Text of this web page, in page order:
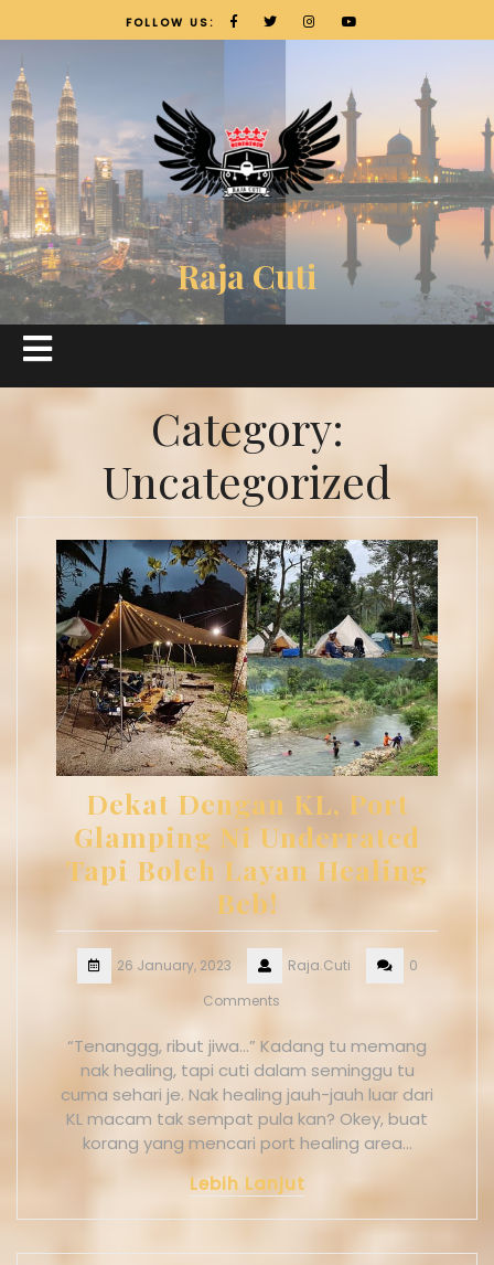
FOLLOW US:
Raja Cuti
Category:
Uncategorized
Dekat Dengan KL, Port
Glamping Ni Underrated
Tapi Boleh Layan Healing
Beb!
26 January, 2023 Raja.Cuti
0
Comments
“Tenanggg, ribut jiwa…” Kadang tu memang
nak healing, tapi cuti dalam seminggu tu
cuma sehari je. Nak healing jauh-jauh luar dari
KL macam tak sempat pula kan? Okey, buat
korang yang mencari port healing area…
Lebih Lanjut